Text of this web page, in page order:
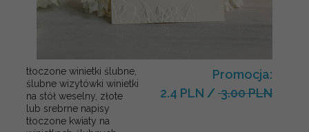
tłoczone winietki ślubne,
ślubne wizytówki winietki
na stół weselny, złote
lub srebrne napisy
tłoczone kwiaty na
Promocja:
2.4 PLN / 3.00 PLN